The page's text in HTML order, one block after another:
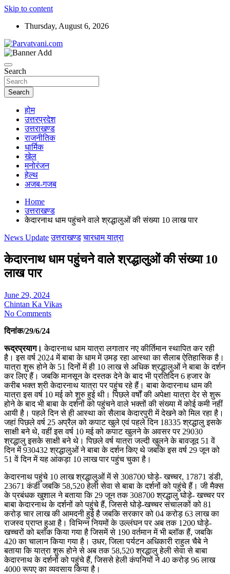
Skip to content
Thursday, August 6, 2026
Parvatvani.com
Search
Search
होम
उत्तरप्रदेश
उत्तराखण्ड
राजनीतिक
धार्मिक
खेल
मनोरंजन
हेल्थ
अजब-गजब
Home
उत्तराखण्ड
केदारनाथ धाम पहुंचने वाले श्रद्धालुओं की संख्या 10 लाख पार
News Update उत्तराखण्ड चारधाम यात्रा
केदारनाथ धाम पहुंचने वाले श्रद्धालुओं की संख्या 10
लाख पार
June 29, 2024
Chintan Ka Vikas
No Comments
दिनांक/29/6/24
रूद्रप्रयाग। केदारनाथ धाम यात्रा लगातार नए कीर्तिमान स्थापित कर रही
है। इस वर्ष 2024 में बाबा के धाम में उमड़ रहा आस्था का सैलाब ऐतिहासिक है।
यात्रा शुरू होने के 51 दिनों में ही 10 लाख से अधिक श्रद्धालुओं ने बाबा के दर्शन
कर लिए हैं। जबकि मानसून के दस्तक देने के बाद भी प्रतिदिन 6 हजार के
करीब भक्त श्री केदारनाथ यात्रा पर पहुंच रहे हैं। बाबा केदारनाथ धाम की
यात्रा इस वर्ष 10 मई को शुरु हुई थी। पिछले वर्षों की अपेक्षा यात्रा देर से शुरू
होने के बाद भी बाबा के दर्शनों को पहुंचने वाले भक्तों की संख्या में कोई कमी नहीं
आयी है। पहले दिन से ही आस्था का सैलाब केदारपुरी में देखने को मिल रहा है।
जहां पिछले वर्ष 25 अप्रैल को कपाट खुले एवं पहले दिन 18335 श्रद्धालु इसके
साक्षी बने थे, वहीं इस वर्ष 10 मई को कपाट खुलने के अवसर पर 29030
श्रद्धालु इसके साक्षी बने थे। पिछले वर्ष यात्रा जल्दी खुलने के बावजूद 51 वें
दिन में 930432 श्रद्धालुओं ने बाबा के दर्शन किए थे जबकि इस वर्ष 29 जून को
51 वें दिन में यह आंकड़ा 10 लाख पार पहुंच चुका है।
केदारनाथ पहुंचे 10 लाख श्रद्धालुओं में से 308700 घोड़े- खच्चर, 17871 डंडी,
23671 कंडी जबकि 58,520 हेली सेवा से बाबा के दर्शनों को पहुंचे हैं। जी मैक्स
के प्रबंधक खुशाल ने बताया कि 29 जून तक 308700 श्रद्धालु घोड़े- खच्चर पर
बाबा केदारनाथ के दर्शनों को पहुंचे हैं, जिससे घोड़े-खच्चर संचालकों को 81
करोड़ चार लाख की आमदनी हुई है जबकि सरकार को 04 करोड़ 63 लाख का
राजस्व प्राप्त हुआ है। विभिन्न नियमों के उल्लंघन पर अब तक 1200 घोड़े-
खच्चरों को ब्लॉक किया गया है जिसमें से 190 वर्तमान में भी ब्लॉक हैं, जबकि
420 का चालान किया गया है। उधर, जिला पर्यटन अधिकारी राहुल चैबे ने
बताया कि यात्रा शुरू होने से अब तक 58,520 श्रद्धालु हेली सेवा से बाबा
केदारनाथ के दर्शनों को पहुंचे हैं, जिससे हेली कंपनियों ने 40 करोड़ 96 लाख
4000 रूपए का व्यवसाय किया है।